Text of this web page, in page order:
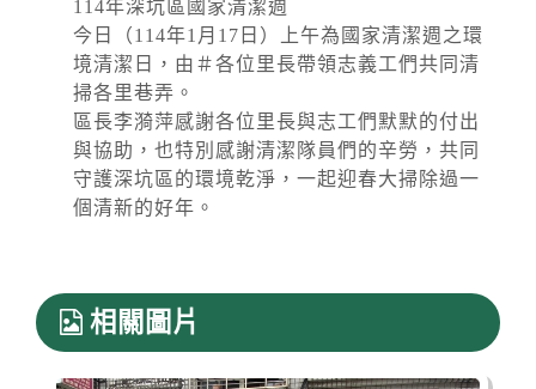
114年深坑區國家清潔週
今日（114年1月17日）上午為國家清潔週之環
境清潔日，由＃各位里長帶領志義工們共同清
掃各里巷弄。
區長李漪萍感謝各位里長與志工們默默的付出
與協助，也特別感謝清潔隊員們的辛勞，共同
守護深坑區的環境乾淨，一起迎春大掃除過一
個清新的好年。
相關圖片